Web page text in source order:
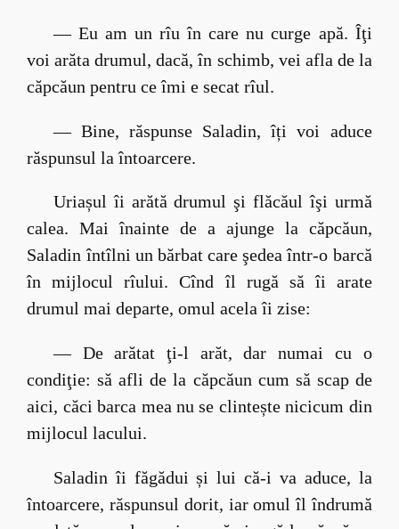
— Eu am un rîu în care nu curge apă. Îţi
voi arăta drumul, dacă, în schimb, vei afla de la
căpcăun pentru ce îmi e secat rîul.
— Bine, răspunse Saladin, îți voi aduce
răspunsul la întoarcere.
Uriașul îi arătă drumul şi flăcăul îşi urmă
calea. Mai înainte de a ajunge la căpcăun,
Saladin întîlni un bărbat care şedea într-o barcă
în mijlocul rîului. Cînd îl rugă să îi arate
drumul mai departe, omul acela îi zise:
— De arătat ţi-l arăt, dar numai cu o
condiţie: să afli de la căpcăun cum să scap de
aici, căci barca mea nu se clintește nicicum din
mijlocul lacului.
Saladin îi făgădui și lui că-i va aduce, la
întoarcere, răspunsul dorit, iar omul îl îndrumă